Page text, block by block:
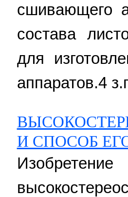
сшивающего
состава
для
аппаратов.4
И СПОСОБ